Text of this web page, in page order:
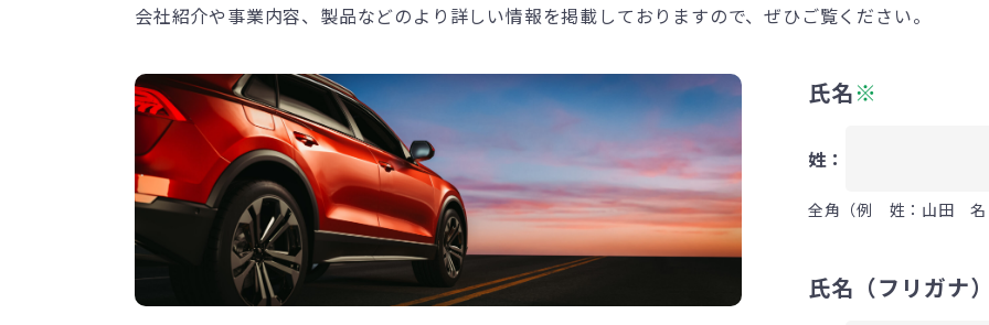
会社紹介や事業内容、製品などのより詳しい情報を掲載しておりますので、ぜひご覧ください。
氏名※
姓：
全角（例 姓：山田 名
氏名（フリガナ